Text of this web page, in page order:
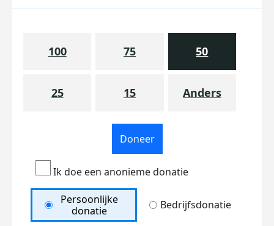
100 75 50
25 15 Anders
Doneer
Ik doe een anonieme donatie
Persoonlijke
donatie
Bedrijfsdonatie